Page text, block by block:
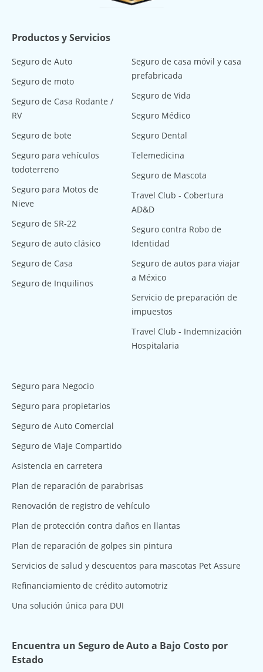
Productos y Servicios
Seguro de Auto
Seguro de moto
Seguro de Casa Rodante /
RV
Seguro de bote
Seguro para vehículos
todoterreno
Seguro para Motos de
Nieve
Seguro de SR-22
Seguro de auto clásico
Seguro de Casa
Seguro de Inquilinos
Seguro de casa móvil y casa
prefabricada
Seguro de Vida
Seguro Médico
Seguro Dental
Telemedicina
Seguro de Mascota
Travel Club - Cobertura
AD&D
Seguro contra Robo de
Identidad
Seguro de autos para viajar
a México
Servicio de preparación de
impuestos
Travel Club - Indemnización
Hospitalaria
Seguro para Negocio
Seguro para propietarios
Seguro de Auto Comercial
Seguro de Viaje Compartido
Asistencia en carretera
Plan de reparación de parabrisas
Renovación de registro de vehículo
Plan de protección contra daños en llantas
Plan de reparación de golpes sin pintura
Servicios de salud y descuentos para mascotas Pet Assure
Refinanciamiento de crédito automotriz
Una solución única para DUI
Encuentra un Seguro de Auto a Bajo Costo por
Estado